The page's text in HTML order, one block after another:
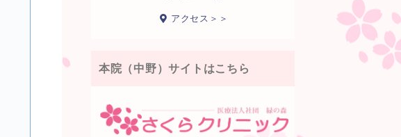
アクセス＞＞
本院（中野）サイトはこちら